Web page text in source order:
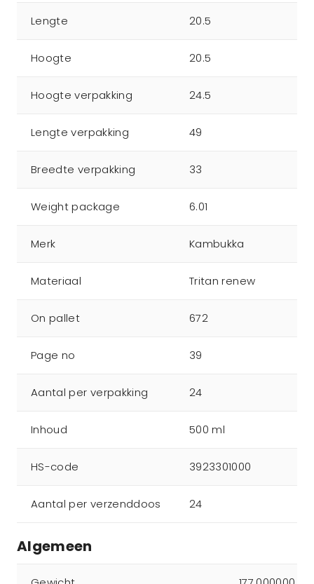
Lengte 20.5
Hoogte 20.5
Hoogte verpakking 24.5
Lengte verpakking 49
Breedte verpakking 33
Weight package 6.01
Merk Kambukka
Materiaal Tritan renew
On pallet 672
Page no 39
Aantal per verpakking 24
Inhoud 500 ml
HS-code 3923301000
Aantal per verzenddoos 24
Algemeen